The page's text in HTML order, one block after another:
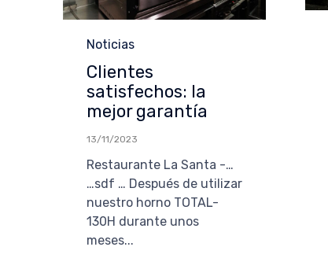
Categoría
Noticias
Clientes
satisfechos: la
mejor garantía
13/11/2023
Restaurante La Santa -…
…sdf … Después de utilizar
nuestro horno TOTAL-
130H durante unos
meses...